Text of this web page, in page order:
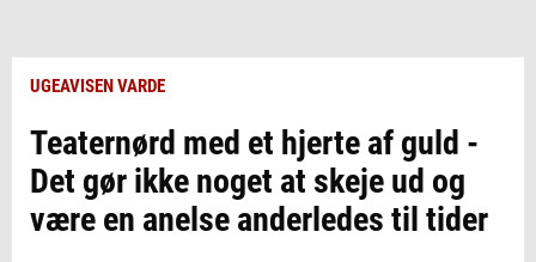
UGEAVISEN VARDE
Teaternørd med et hjerte af guld -
Det gør ikke noget at skeje ud og
være en anelse anderledes til tider